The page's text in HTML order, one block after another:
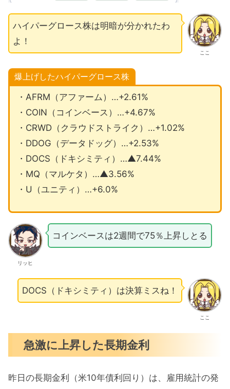
ここ
ハイパーグロース株は明暗が分かれたわ
よ！
爆上げしたハイパーグロース株
・AFRM（アファーム）…+2.61%
・COIN（コインベース）…+4.67%
・CRWD（クラウドストライク）…+1.02%
・DDOG（データドッグ）…+2.53%
・DOCS（ドキシミティ）…▲7.44%
・MQ（マルケタ）…▲3.56%
・U（ユニティ）…+6.0%
リッヒ
コインベースは2週間で75％上昇しとる
ここ
DOCS（ドキシミティ）は決算ミスね！
急激に上昇した長期金利
昨日の長期金利（米10年債利回り）は、雇用統計の発